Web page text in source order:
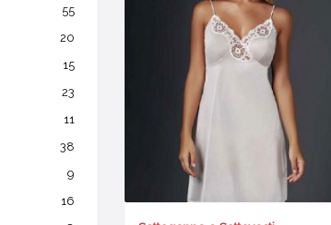
55
20
15
23
11
38
9
16